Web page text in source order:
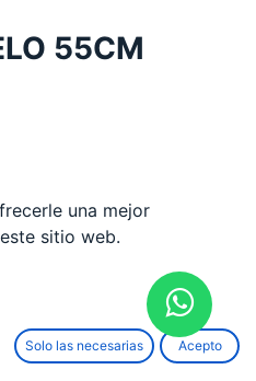
55CM
15 días
una mejor
sitio web.
Solo las necesarias Acepto